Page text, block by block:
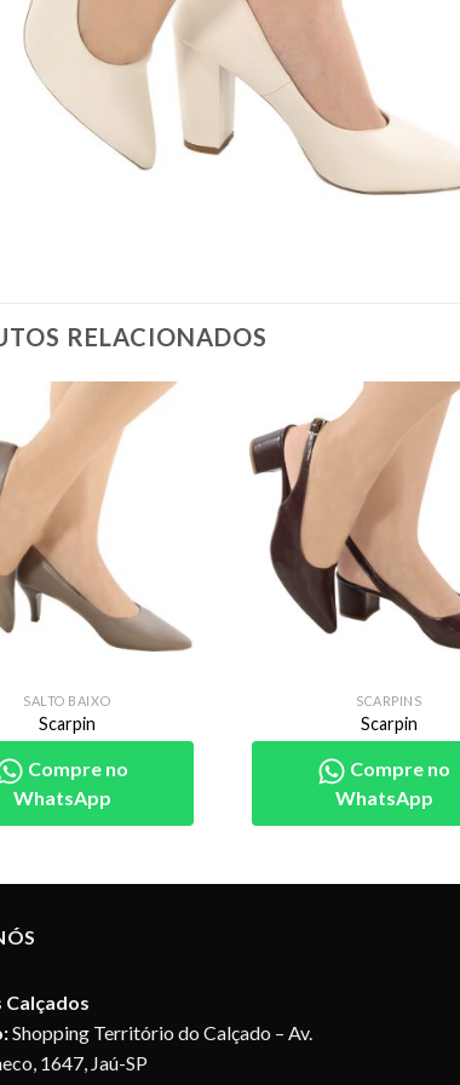
RELACIONADOS
SALTO BAIXO
Scarpin
Compre no
WhatsApp
SCARPINS
Scarpin
Compre no
WhatsApp
Shopping Território do Calçado – Av.
1647, Jaú-SP